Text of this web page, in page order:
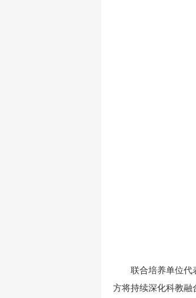
联合培养单位代
方将持续深化科教融